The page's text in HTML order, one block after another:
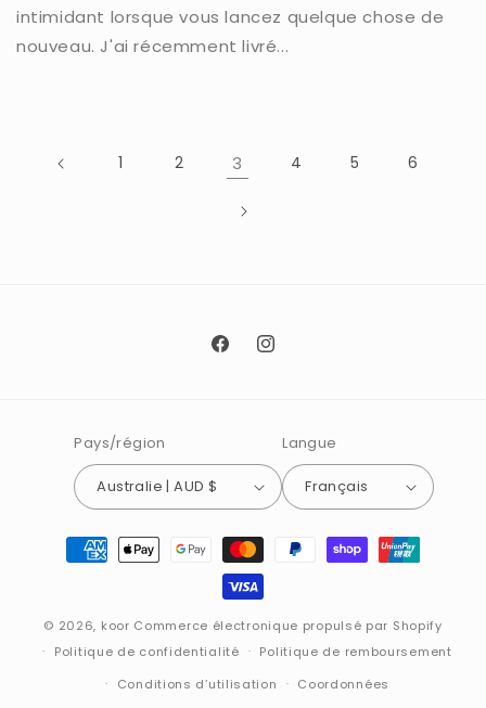
intimidant lorsque vous lancez quelque chose de
nouveau. J'ai récemment livré...
1 2 3 4 5 6
FacebookInstagram
Pays/région
Australie | AUD $
Langue
Français
Moyens
© 2026, koor Commerce électronique propulsé par Shopify
Politique de confidentialité
Politique de remboursement
Conditions d’utilisation
Coordonnées